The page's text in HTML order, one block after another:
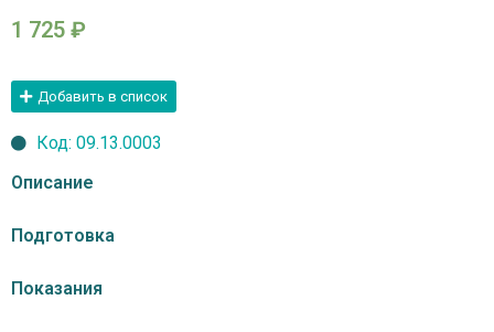
1 725 ₽
Добавить в список
Код: 09.13.0003
Описание
Подготовка
Показания